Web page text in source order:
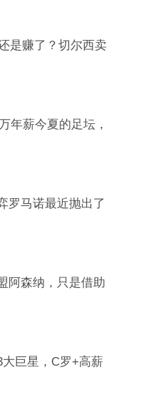
是赚了？切尔西卖
年薪今夏的足坛，
罗马诺最近抛出了
阿森纳，只是借助
巨星，C罗+高薪